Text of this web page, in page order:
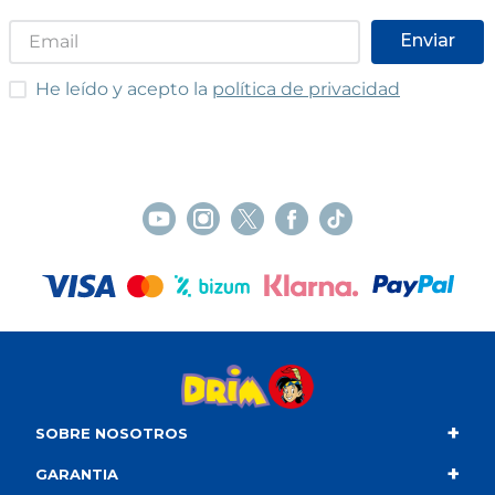
Enviar
He leído y acepto las condiciones
He leído y acepto la política de privacidad
SOBRE NOSOTROS +
Contacto
GARANTIA +